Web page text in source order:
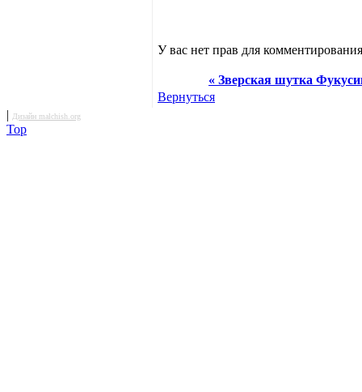
У вас нет прав для
« Зверская шутка
Вернуться
| Дизайн malchish.org
Top